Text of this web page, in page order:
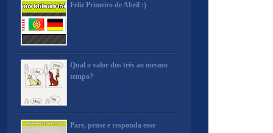
Feliz Primeiro de Abril :)
Qual o valor dos três ao mesmo
tempo?
Pare, pense e responda esse